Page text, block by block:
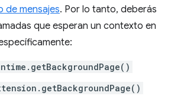
de mensajes. Por lo tanto, deberás
que esperan un contexto en